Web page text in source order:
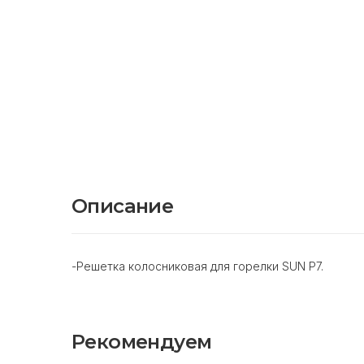
Описание
-Решетка колосниковая для горелки SUN P7.
Рекомендуем